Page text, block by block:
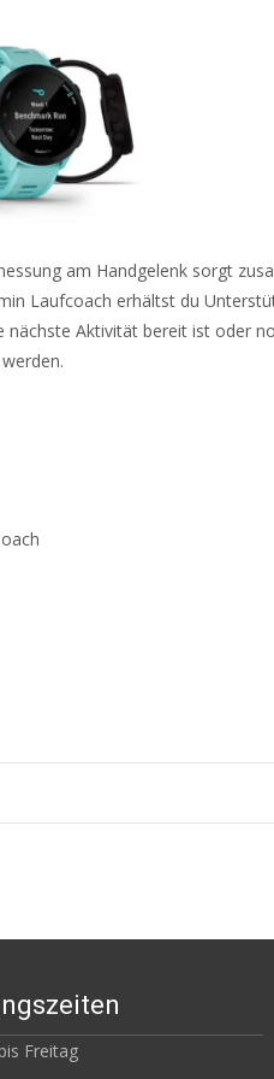
am Handgelenk sorgt
Laufcoach erhältst du
Aktivität bereit ist oder
Freitag